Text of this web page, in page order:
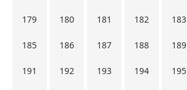
179 180 181 182 183
185 186 187 188 189
191 192 193 194 195